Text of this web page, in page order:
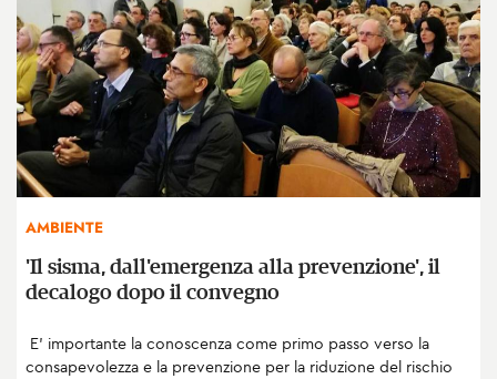
AMBIENTE
'Il sisma, dall'emergenza alla prevenzione', il
decalogo dopo il convegno
E’ importante la conoscenza come primo passo verso la
consapevolezza e la prevenzione per la riduzione del rischio